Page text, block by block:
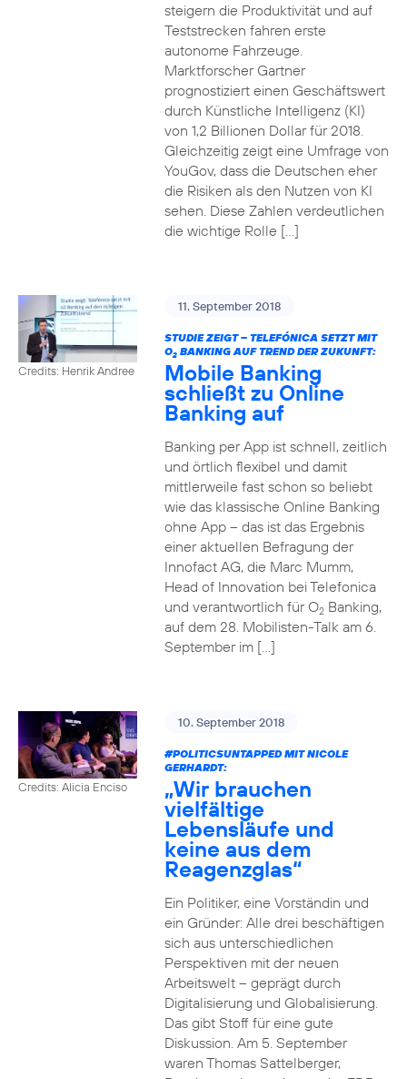
steigern die Produktivität und auf
Teststrecken fahren erste
autonome Fahrzeuge.
Marktforscher Gartner
prognostiziert einen Geschäftswert
durch Künstliche Intelligenz (KI)
von 1,2 Billionen Dollar für 2018.
Gleichzeitig zeigt eine Umfrage von
YouGov, dass die Deutschen eher
die Risiken als den Nutzen von KI
sehen. Diese Zahlen verdeutlichen
die wichtige Rolle […]
Credits: Henrik Andree
11. September 2018
STUDIE ZEIGT – TELEFÓNICA SETZT MIT
O2BANKING AUF TREND DER ZUKUNFT:
Mobile Banking
schließt zu Online
Banking auf
Banking per App ist schnell, zeitlich
und örtlich flexibel und damit
mittlerweile fast schon so beliebt
wie das klassische Online Banking
ohne App – das ist das Ergebnis
einer aktuellen Befragung der
Innofact AG, die Marc Mumm,
Head of Innovation bei Telefonica
und verantwortlich für O2Banking,
auf dem 28. Mobilisten-Talk am 6.
September im […]
Credits: Alicia Enciso
10. September 2018
#POLITICSUNTAPPEDMIT NICOLE
GERHARDT:
„Wir brauchen
vielfältige
Lebensläufe und
keine aus dem
Reagenzglas“
Ein Politiker, eine Vorständin und
ein Gründer: Alle drei beschäftigen
sich aus unterschiedlichen
Perspektiven mit der neuen
Arbeitswelt – geprägt durch
Digitalisierung und Globalisierung.
Das gibt Stoff für eine gute
Diskussion. Am 5. September
waren Thomas Sattelberger,